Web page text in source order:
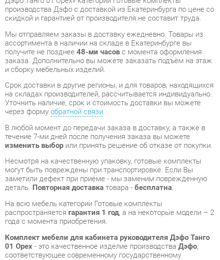
получите не позднее 48-ми часовс момента оформления
заказа. Дополнительно вы можете заказать подъём на этаж
и сборку мебельных изделий.
Срок доставки в другие регионы, и для товаров, находящихся
на складах производителей, рассчитывается индивидуально.
Уточнить наличие, срок и стоимость доставки вы можете
через формуобратной связи.
течение 7-ми дней после получения заказа вы можете
изменить выборили принять решение об отказе от покупки.
Несмотря на качественную упаковку, готовые комплекты
могут быть повреждены при транспортировке. Если Вы
заметили дефект при приёме - мы заменим поврежденную
деталь.Повторная доставкатовара -бесплатна.
На всю мебель категории Готовые комплекты
распространяетсягарантия 1 год, а на некоторые модели – 2
года с момента приобретения.
Комплект мебели для кабинета руководителя Дэфо Танго
01 Орех - это качественное изделие производстваДэфо
соответствующее современному государственному
стандарту.
Надеемся, вы останетесь довольны вашим приобретением, и
будем рады, если вы оставите отзыв об опыте его
использования, который поможет сориентироваться нашим
будущим покупателям.